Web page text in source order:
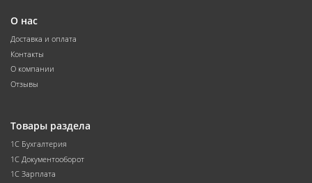
О нас
Доставка и оплата
Контакты
О компании
Отзывы
Товары раздела
1С Бухгалтерия
1С Документооборот
1С Зарплата